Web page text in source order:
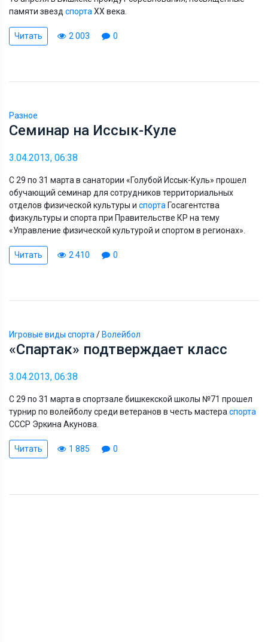
памяти звезд спорта XX века.
Читать 2 003 0
Разное
Семинар на Иссык-Куле
3.04.2013, 06:38
С 29 по 31 марта в санатории «Голубой Иссык-Куль» прошел
обучающий семинар для сотрудников территориальных
отделов физической культуры и спорта Госагентства
физкультуры и спорта при Правительстве КР на тему
«Управление физической культурой и спортом в регионах».
Читать 2 410 0
Игровые виды спорта / Волейбол
«Спартак» подтверждает класс
3.04.2013, 06:38
С 29 по 31 марта в спортзале бишкекской школы №71 прошел
турнир по волейболу среди ветеранов в честь мастера спорта
СССР Эркина Акунова.
Читать 1 885 0